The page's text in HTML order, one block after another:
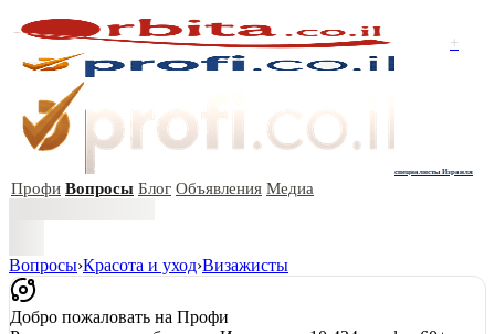
+
специалисты Израиля
Профи Вопросы Блог Объявления Медиа
Вопросы›Красота и уход›Визажисты
Добро пожаловать на Профи